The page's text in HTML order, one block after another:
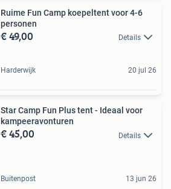
Ruime Fun Camp koepeltent voor 4-6
personen
€ 49,00 Details
Harderwijk 20 jul 26
Star Camp Fun Plus tent - Ideaal voor
kampeeravonturen
€ 45,00 Details
Buitenpost 13 jun 26